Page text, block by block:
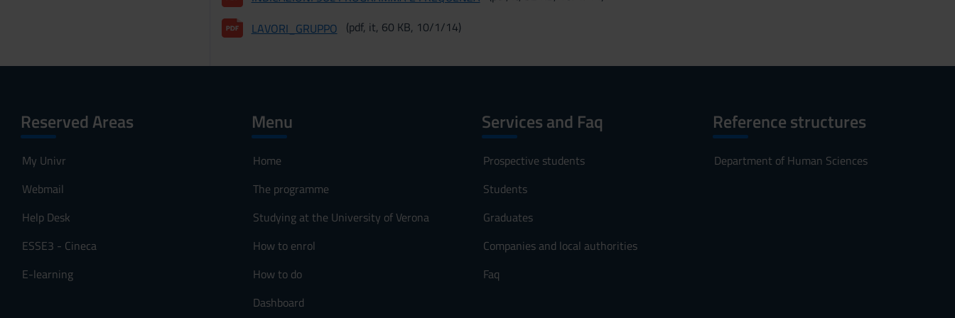
LAVORI_GRUPPO (pdf, it, 60 KB, 10/1/14)
Reserved Areas
My Univr
Webmail
Help Desk
ESSE3 - Cineca
E-learning
Menu
Home
The programme
Studying at the University of Verona
How to enrol
How to do
Dashboard
Services and Faq
Prospective students
Students
Graduates
Companies and local authorities
Faq
Reference structures
Department of Human Sciences